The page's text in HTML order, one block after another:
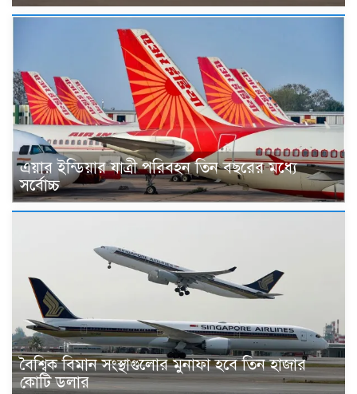
এয়ার ইন্ডিয়ার যাত্রী পরিবহন তিন বছরের মধ্যে
সর্বোচ্চ
বৈশ্বিক বিমান সংস্থাগুলোর মুনাফা হবে তিন হাজার
কোটি ডলার